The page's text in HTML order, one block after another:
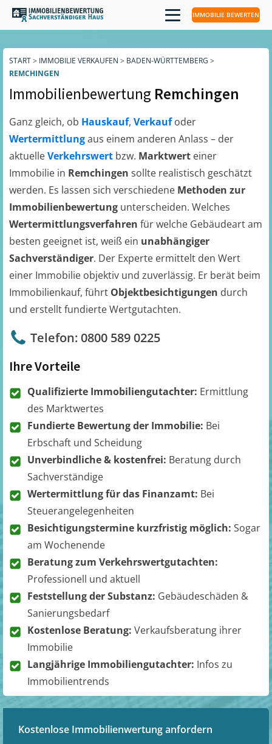
IMMOBILIE BEWERTEN
START> IMMOBILIE VERKAUFEN > BADEN-WÜRTTEMBERG >
REMCHINGEN
Immobilienbewertung Remchingen
Ganz gleich, ob Hauskauf, Verkaufoder
Wertermittlungaus einem anderen Anlass – der
aktuelleVerkehrswert bzw. Marktwert einer
Immobilie in Remchingen sollte realistisch geschätzt
werden. Es lassen sich verschiedene Methoden zur
Immobilienbewertung unterscheiden. Welches
Wertermittlungsverfahren für welche Gebäudeart am
besten geeignet ist, weiß ein unabhängiger
Sachverständiger. Der Experte ermittelt den Wert
einer Immobilie objektiv und zuverlässig. Er berät beim
Immobilienkauf, führt Objektbesichtigungen durch
und erstellt fundierte Wertgutachten.
Telefon: 0800 589 0225
Ihre Vorteile
Qualifizierte Immobiliengutachter: Ermittlung
des Marktwertes
Fundierte Bewertung der Immobilie: Bei
Erbschaft und Scheidung
Unverbindliche & kostenfrei: Beratung durch
Sachverständige
Wertermittlung für das Finanzamt: Bei
Steuerangelegenheiten
Besichtigungstermine kurzfristig möglich: Sogar
am Wochenende
Beratung zum Verkehrswertgutachten:
Professionell und aktuell
Feststellung der Substanz: Gebäudeschäden &
Sanierungsbedarf
Kostenlose Beratung: Verkaufsberatung ihrer
Immobilie
Langjährige Immobiliengutachter: Infos zu
Immobilientrends
Kostenlose Immobilienwertung anfordern